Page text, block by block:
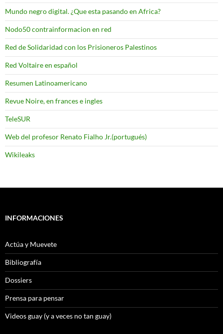
Mundo negro digital. ¿Que esta pasando en Africa?
Nodo50 contrainformacion en red
Red de Solidaridad con los Prisioneros Palestinos
Red Voltaire en español
Resumen Latinoamericano
Revue Noire, en frances e ingles
TeleSUR
Web del profesor Renato Fialho Jr.(portugués)
Wikileaks
INFORMACIONES
Actúa y Muevete
Bibliografía
Dossiers
Prensa para pensar
Videos guay (y a veces no tan guay)